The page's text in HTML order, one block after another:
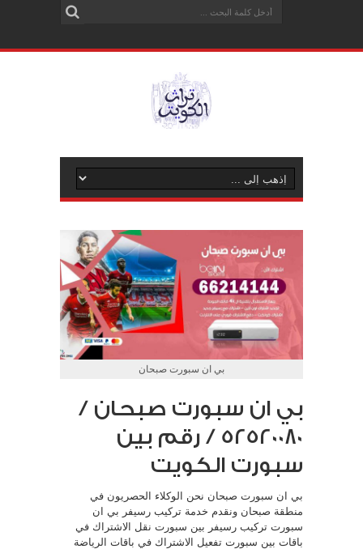
بي ان سبورت صبحان
بي ان سبورت صبحان /
52520080 / رقم بين
سبورت الكويت
بي ان سبورت صبحان نحن الوكلاء الحصريون في
منطقة صبحان ونقدم خدمة تركيب رسيفر بي ان
سبورت تركيب رسيفر بين سبورت نقل الاشتراك في
باقات بين سبورت تفعيل الاشتراك في باقات الرياضة